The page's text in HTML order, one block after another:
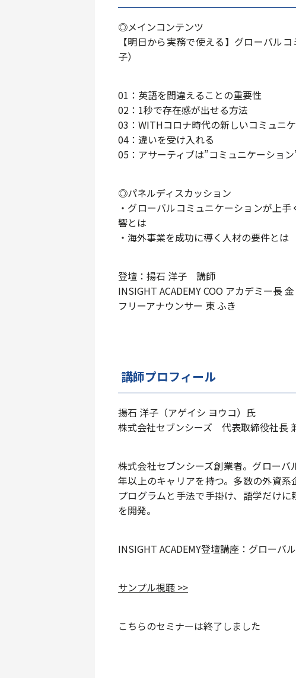
◎メインコンテンツ
【明日から実務で使える】グローバル
子）
01：英語を間違えることの重要性
02：1秒で存在感が出せる方法
03：WITHコロナ時代の新しいコミュニ
04：違いを受け入れる
05：アサーティブは”コミュニケーショ
◎パネルディスカッション
・グローバルコミュニケーションが上
響とは
・海外事業を成功に導く人材の要件とは
登壇：揚石 洋子 講師
INSIGHT ACADEMY COO アカデミー⻑
フリーアナウンサー 東 ふき
講師プロフィール
揚石 洋子（アゲイシ ヨウコ）氏
株式会社セブンシーズ 代表取締役社長
株式会社セブンシーズ創業者。グロー
年以上のキャリアを持つ。多数の外資
プログラムと手法で手掛け、語学だけ
を開発。
INSIGHT ACADEMY登壇講座：グローバ
サンプル視聴 >>
こちらのセミナーは終了しました